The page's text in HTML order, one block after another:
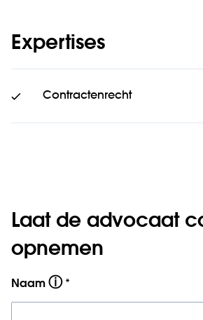
Expertises
Contractenrecht
Laat de advocaat
opnemen
Naam ⓘ *